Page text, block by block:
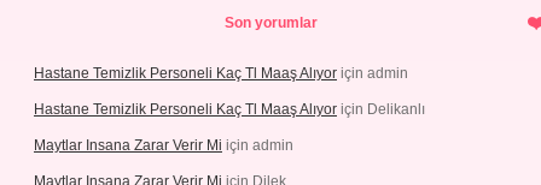
Son yorumlar
Hastane Temizlik Personeli Kaç Tl Maaş Alıyor için admin
Hastane Temizlik Personeli Kaç Tl Maaş Alıyor için Delikanlı
Maytlar Insana Zarar Verir Mi için admin
Maytlar Insana Zarar Verir Mi için Dilek